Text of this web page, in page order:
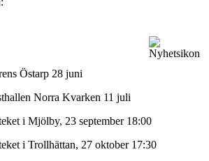
Östarp 28 juni
Norra Kvarken 11 juli
i Mjölby, 23 september 18:00
i Trollhättan, 27 oktober 17:30